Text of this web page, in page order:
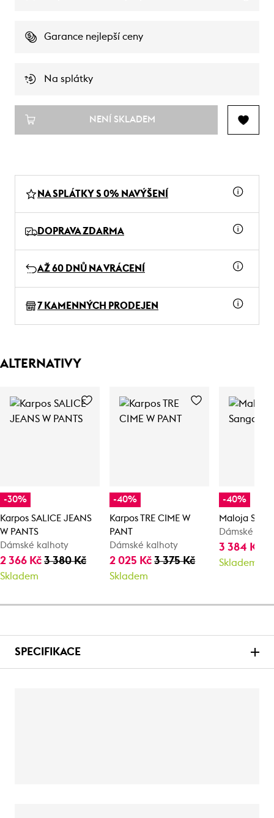
Garance nejlepší ceny
Na splátky
NENÍ SKLADEM
NA SPLÁTKY S 0% NAVÝŠENÍ
DOPRAVA ZDARMA
AŽ 60 DNŮ NA VRÁCENÍ
7 KAMENNÝCH PRODEJEN
ALTERNATIVY
-30%
Karpos SALICE JEANS
W PANTS
Dámské kalhoty
2 366 Kč 3 380 Kč
Skladem
-40%
Karpos TRE CIME W
PANT
Dámské kalhoty
2 025 Kč3 375 Kč
Skladem
-40%
Maloja
Dámské
3 384 Kč
Skladem
SPECIFIKACE